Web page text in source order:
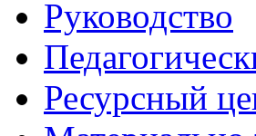
Руководство
Ресурсный